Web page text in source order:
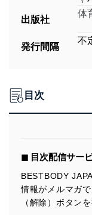
出版社
体
発行間隔
不
目次
◼︎ 目次配信サー
BESTBODY
情報がメルマガ
（解除）ボタン